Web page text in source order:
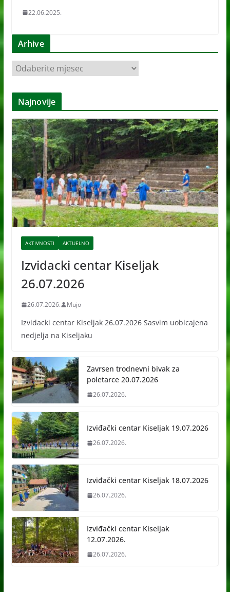
22.06.2025.
Arhive
r
h
v
e
Najnovije
AKTIVNOSTI AKTUELNO
Izvidacki centar Kiseljak
26.07.2026
26.07.2026. Mujo
Izvidacki centar Kiseljak 26.07.2026 Sasvim uobicajena
nedjelja na Kiseljaku
Zavrsen trodnevni bivak za
poletarce 20.07.2026
26.07.2026.
Izviđački centar Kiseljak 19.07.2026
26.07.2026.
Izviđački centar Kiseljak 18.07.2026
26.07.2026.
Izviđački centar Kiseljak
12.07.2026.
26.07.2026.